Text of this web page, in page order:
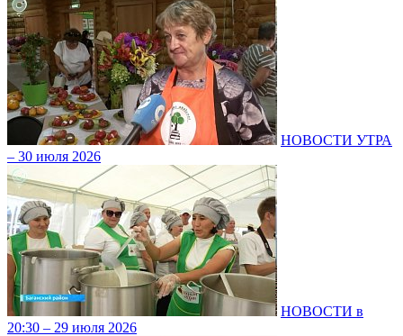
НОВОСТИ УТРА
– 30 июля 2026
НОВОСТИ в
20:30 – 29 июля 2026